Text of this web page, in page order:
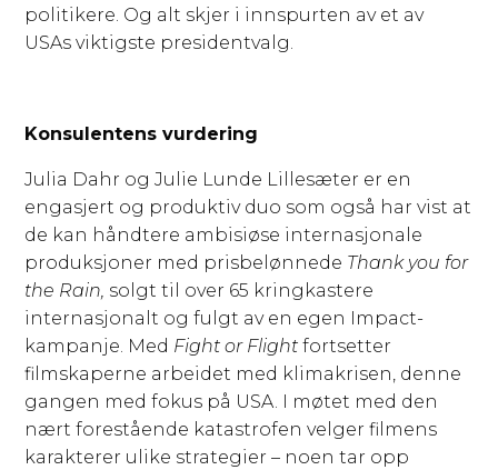
politikere. Og alt skjer i innspurten av et av
USAs viktigste presidentvalg.
Konsulentens vurdering
Julia Dahr og Julie Lunde Lillesæter er en
engasjert og produktiv duo som også har vist at
de kan håndtere ambisiøse internasjonale
produksjoner med prisbelønnede Thank you for
the Rain, solgt til over 65 kringkastere
internasjonalt og fulgt av en egen Impact-
kampanje. Med Fight or Flight fortsetter
filmskaperne arbeidet med klimakrisen, denne
gangen med fokus på USA. I møtet med den
nært forestående katastrofen velger filmens
karakterer ulike strategier – noen tar opp